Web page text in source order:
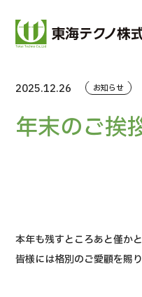
2025.12.26 お知らせ
年末のご挨
本年も残すところあと僅か
皆様には格別のご愛顧を賜